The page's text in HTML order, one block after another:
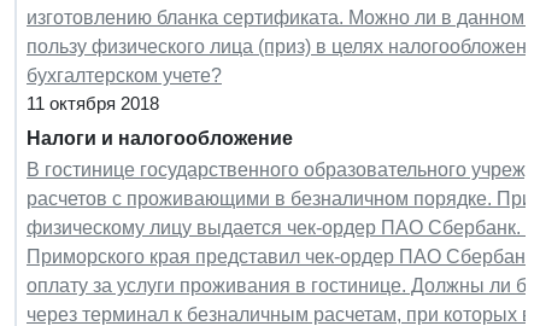
изготовлению бланка сертификата. Можно ли в данном
пользу физического лица (приз) в целях
бухгалтерском учете?
11 октября 2018
Налоги и налогообложение
В гостинице государственного образовательного
расчетов с проживающими в безналичном порядке. При
физическому лицу выдается чек-ордер ПАО Сбербанк.
Приморского края представил чек-ордер ПАО
оплату за услуги проживания в гостинице. Должны ли
через терминал к безналичным расчетам, при которых